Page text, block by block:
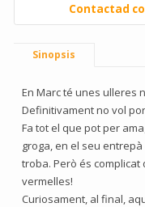
Contactad
Sinopsis
En Marc té unes ulleres
Definitivament no vol
Fa tot el que pot per
groga, en el seu
troba. Però és
vermelles!
Curiosament, al final,